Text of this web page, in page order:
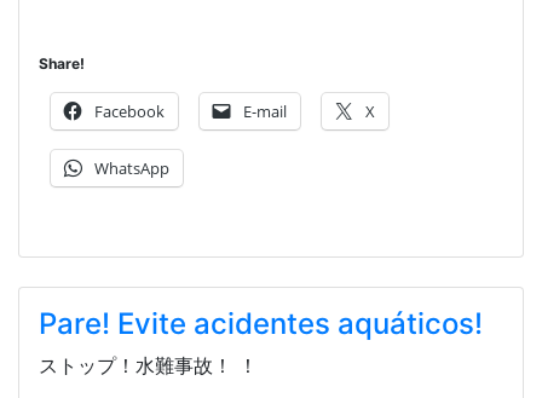
Share!
Facebook E-mail X
WhatsApp
Pare! Evite acidentes aquáticos!
ストップ！水難事故！ ！